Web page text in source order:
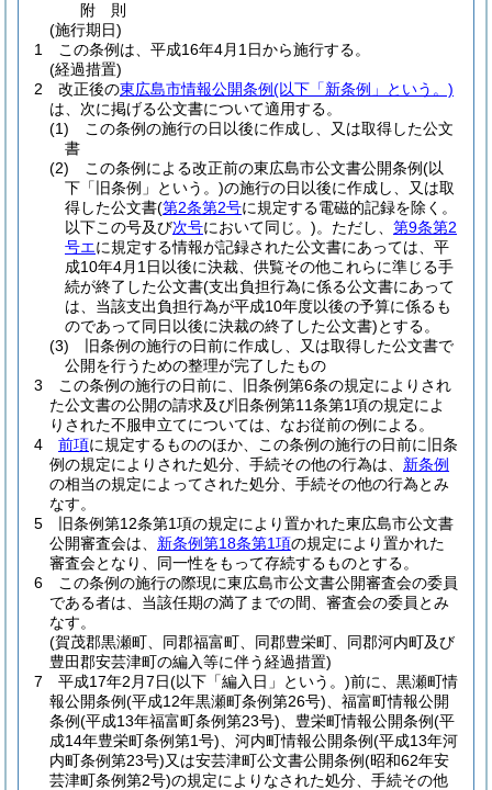
附 則
(施行期日)
1
この条例は、平成16年4月1日から施行する。
(経過措置)
2
改正後の東広島市情報公開条例(以下「新条例」という。)
は、次に掲げる公文書について適用する。
(1)
この条例の施行の日以後に作成し、又は取得した公文
書
(2)
この条例による改正前の東広島市公文書公開条例(以
下「旧条例」という。)の施行の日以後に作成し、又は取
得した公文書(第2条第2号に規定する電磁的記録を除く。
以下この号及び次号において同じ。)。 ただし、 第9条第2
号エに規定する情報が記録された公文書にあっては、平
成10年4月1日以後に決裁、供覧その他これらに準じる手
続が終了した公文書(支出負担行為に係る公文書にあって
は、当該支出負担行為が平成10年度以後の予算に係るも
のであって同日以後に決裁の終了した公文書)とする。
(3)
旧条例の施行の日前に作成し、又は取得した公文書で
公開を行うための整理が完了したもの
3
この条例の施行の日前に、旧条例第6条の規定によりされ
た公文書の公開の請求及び旧条例第11条第1項の規定によ
りされた不服申立てについては、なお従前の例による。
4
前項に規定するもののほか、この条例の施行の日前に旧条
例の規定によりされた処分、手続その他の行為は、 新条例
の相当の規定によってされた処分、手続その他の行為とみ
なす。
5
旧条例第12条第1項の規定により置かれた東広島市公文書
公開審査会は、 新条例第18条第1項の規定により置かれた
審査会となり、同一性をもって存続するものとする。
6
この条例の施行の際現に東広島市公文書公開審査会の委員
である者は、当該任期の満了までの間、審査会の委員とみ
なす。
(賀茂郡黒瀬町、同郡福富町、同郡豊栄町、同郡河内町及び
豊田郡安芸津町の編入等に伴う経過措置)
7
平成17年2月7日(以下「編入日」という。)前に、黒瀬町情
報公開条例(平成12年黒瀬町条例第26号) 、福富町情報公開
条例(平成13年福富町条例第23号) 、豊栄町情報公開条例(平
成14年豊栄町条例第1号) 、河内町情報公開条例(平成13年河
内町条例第23号)又は安芸津町公文書公開条例(昭和62年安
芸津町条例第2号)の規定によりなされた処分、手続その他